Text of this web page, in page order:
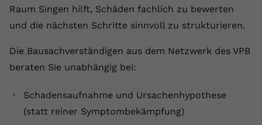
Raum Singen hilft, Schäden fachlich zu bewerten
und die nächsten Schritte sinnvoll zu strukturieren.
Die Bausachverständigen aus dem Netzwerk des VPB
beraten Sie unabhängig bei:
Schadensaufnahme und Ursachenhypothese
(statt reiner Symptombekämpfung)